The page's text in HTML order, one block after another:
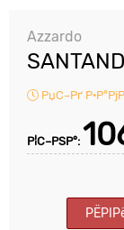
Azzardo
РџС–Рґ
Р¦С–РЅР°: